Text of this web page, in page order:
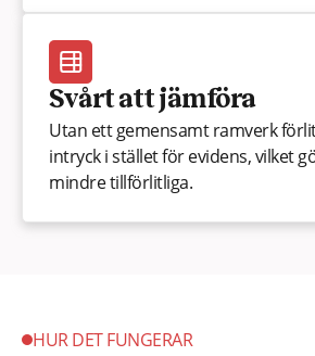
Svårt att jämföra
Utan ett gemensamt ramverk
intryck i stället för evidens, vilket
mindre tillförlitliga.
HUR DET FUNGERAR